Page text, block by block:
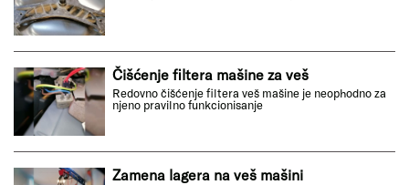
Čišćenje filtera mašine za veš
Redovno čišćenje filtera veš mašine je neophodno za
njeno pravilno funkcionisanje
Zamena lagera na veš mašini